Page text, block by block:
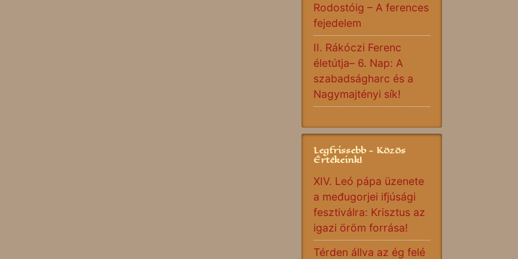
Rodostóig – A ferences
fejedelem
II. Rákóczi Ferenc
életútja– 6. Nap: A
szabadságharc és a
Nagymajtényi sík!
Legfrissebb - Közös
Értékeink!
XIV. Leó pápa üzenete
a međugorjei ifjúsági
fesztiválra: Krisztus az
igazi öröm forrása!
Térden állva az ég felé